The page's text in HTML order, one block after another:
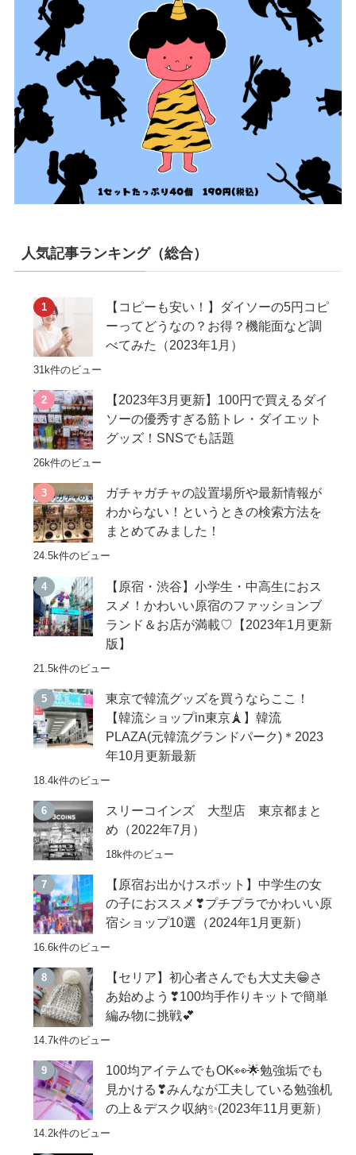
人気記事ランキング（総合）
【コピーも安い！】ダイソーの5円コピ
ーってどうなの？お得？機能面など調
べてみた（2023年1月）
31k件のビュー
【2023年3月更新】100円で買えるダイ
ソーの優秀すぎる筋トレ・ダイエット
グッズ！SNSでも話題
26k件のビュー
ガチャガチャの設置場所や最新情報が
わからない！というときの検索方法を
まとめてみました！
24.5k件のビュー
【原宿・渋谷】小学生・中高生におス
スメ！かわいい原宿のファッションブ
ランド＆お店が満載♡【2023年1月更新
版】
21.5k件のビュー
東京で韓流グッズを買うならここ！
【韓流ショップin東京🗼】韓流
PLAZA(元韓流グランドパーク)＊2023
年10月更新最新
18.4k件のビュー
スリーコインズ 大型店 東京都まと
め（2022年7月）
18k件のビュー
【原宿お出かけスポット】中学生の女
の子におススメ❣プチプラでかわいい原
宿ショップ10選（2024年1月更新）
16.6k件のビュー
【セリア】初心者さんでも大丈夫😁さ
あ始めよう❣100均手作りキットで簡単
編み物に挑戦💕
14.7k件のビュー
100均アイテムでもOK👀🌟勉強垢でも
見かける❣みんなが工夫している勉強机
の上＆デスク収納✨(2023年11月更新）
14.2k件のビュー